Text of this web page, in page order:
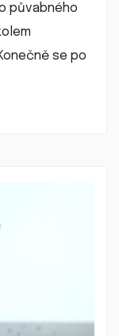
půvabného
se po